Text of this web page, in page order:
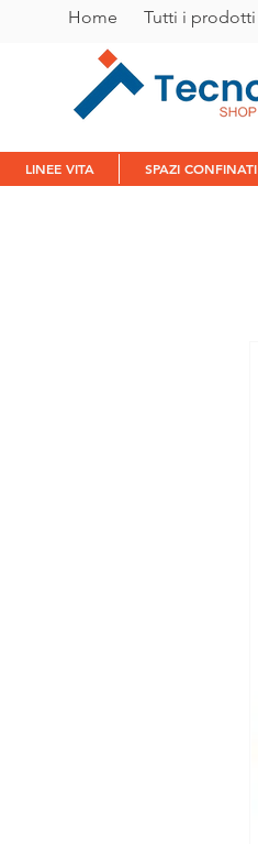
Home Tutti i prodotti
LINEE VITA SPAZI CONFINATI